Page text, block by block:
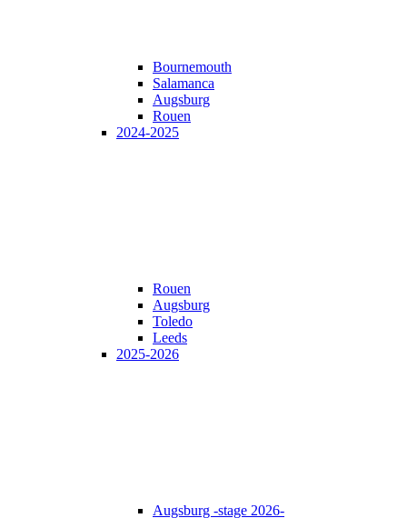
Bournemouth
Salamanca
Augsburg
Rouen
2024-2025
Rouen
Augsburg
Toledo
Leeds
2025-2026
Augsburg -stage 2026-